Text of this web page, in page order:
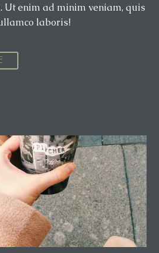
Ut enim ad minim veniam, quis
laboris!